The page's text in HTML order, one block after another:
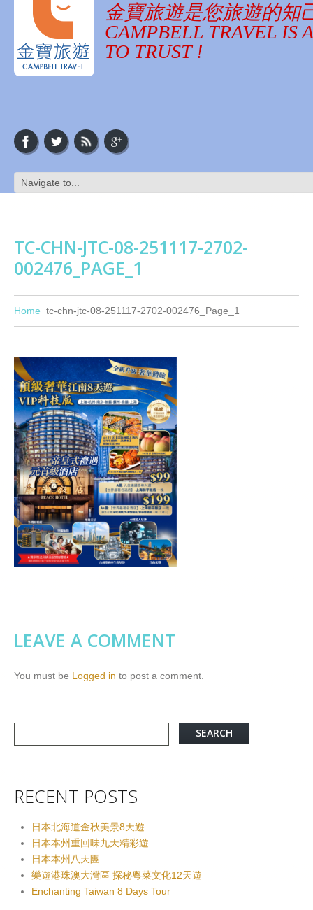
金寶旅遊是您旅遊的知
CAMPBELL TRAVEL IS
TO TRUST !
TC-CHN-JTC-08-251117-2702-
002476_PAGE_1
Home tc-chn-jtc-08-251117-2702-002476_Page_1
LEAVE A COMMENT
You must be Logged in to post a comment.
RECENT POSTS
日本北海道金秋美景8天遊
日本本州重回味九天精彩遊
日本本州八天團
樂遊港珠澳大灣區 探秘粵菜文化12天遊
Enchanting Taiwan 8 Days Tour